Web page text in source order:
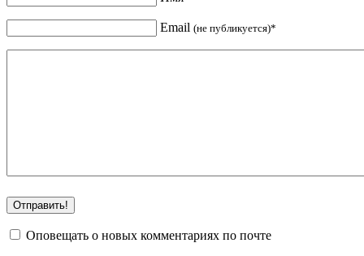
Email (не публикуется)*
Оповещать о новых комментариях по почте